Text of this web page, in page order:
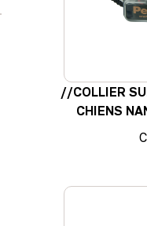
//COLLIER
CHIENS